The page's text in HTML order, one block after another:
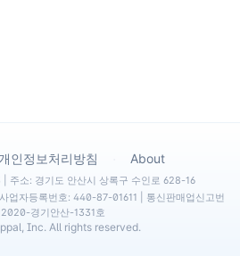
개인정보처리방침 About
주소: 경기도 안산시 상록구 수인로 628-16
업자등록번호: 440-87-01611 | 통신판매업신고번
2020-경기안산-1331호
Inc. All rights reserved.